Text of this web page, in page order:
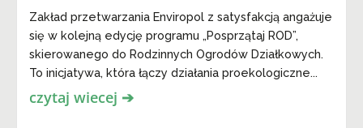
Zakład przetwarzania Enviropol z satysfakcją angażuje
się w kolejną edycję programu „Posprzątaj ROD”,
skierowanego do Rodzinnych Ogrodów Działkowych.
To inicjatywa, która łączy działania proekologiczne...
czytaj wiecej ➔